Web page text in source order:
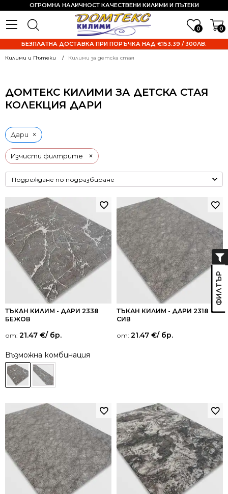
0 0
ОГРОМНА НАЛИЧНОСТ КАЧЕСТВЕНИ КИЛИМИ И ПЪТЕКИ
БЕЗПЛАТНА ДОСТАВКА ПРИ ПОРЪЧКА НАД €153.39 / 300ЛВ.
Килими и Пътеки Килими за детска стая
ДОМТЕКС КИЛИМИ ЗА ДЕТСКА СТАЯ
КОЛЕКЦИЯ ДАРИ
Изчисти филтрите ×
Дари ×
ТЪКАН КИЛИМ - ДАРИ 2338
БЕЖОВ
от: 21.47 €/ бр.
Възможна комбинация
ТЪКАН КИЛИМ - ДАРИ 2318
СИВ
от: 21.47 €/ бр.